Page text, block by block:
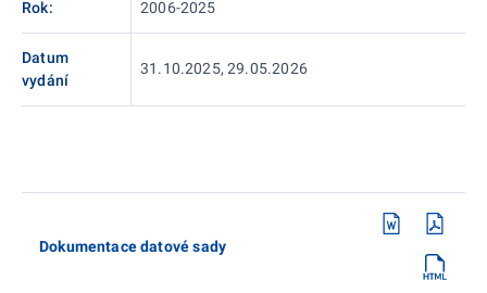
Rok: 2006-2025
Datum
vydání
31.10.2025, 29.05.2026
Dokumentace datové sady